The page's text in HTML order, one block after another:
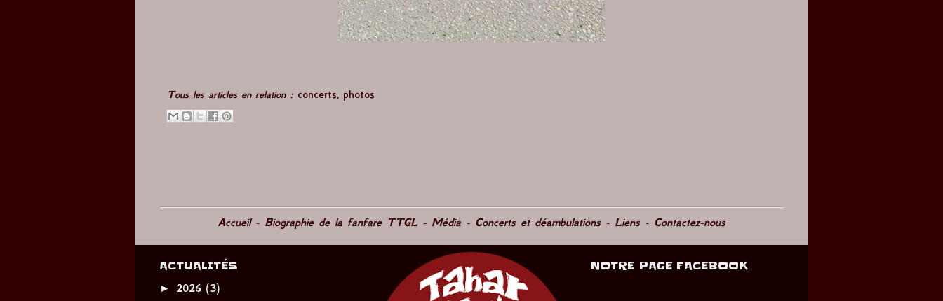
Tous les articles en relation : concerts, photos
Accueil- Biographie de la fanfare TTGL - Média - Concerts et déambulations - Liens - Contactez-nous
ACTUALITÉS
► 2026 (3)
NOTRE PAGE FACEBOOK